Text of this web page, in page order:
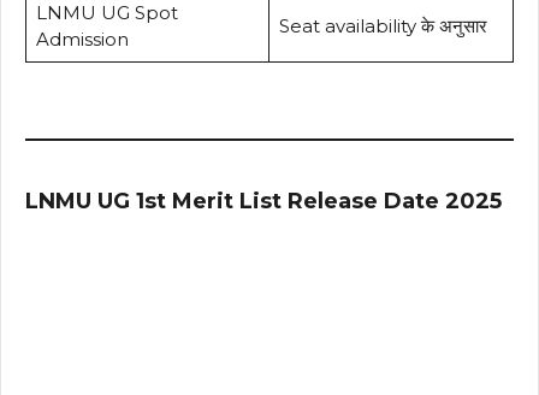
LNMU UG Spot
Admission
Seat availability के अनुसार
LNMU UG 1st Merit List Release Date 2025